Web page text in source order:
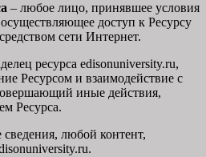
– любое лицо, принявшее условия
доступ к Ресурсу
сети Интернет.
ресурса edisonuniversity.ru,
Ресурсом и взаимодействие с
иные действия,
Ресурса.
любой контент,